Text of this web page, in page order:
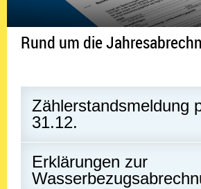
Rund um die
Zählerstandsmeldung
31.12.
Erklärungen zur